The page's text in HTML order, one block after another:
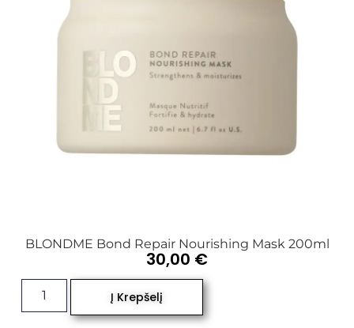
BLONDME Bond Repair Nourishing Mask 200ml
30,00 €
Į Krepšelį